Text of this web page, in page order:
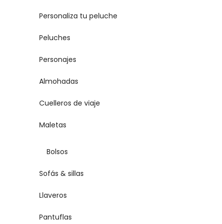
Personaliza tu peluche
Peluches
Personajes
Almohadas
Cuelleros de viaje
Maletas
Bolsos
Sofás & sillas
Llaveros
Pantuflas